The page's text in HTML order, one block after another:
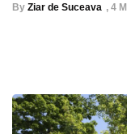
By Ziar de Suceava , 4